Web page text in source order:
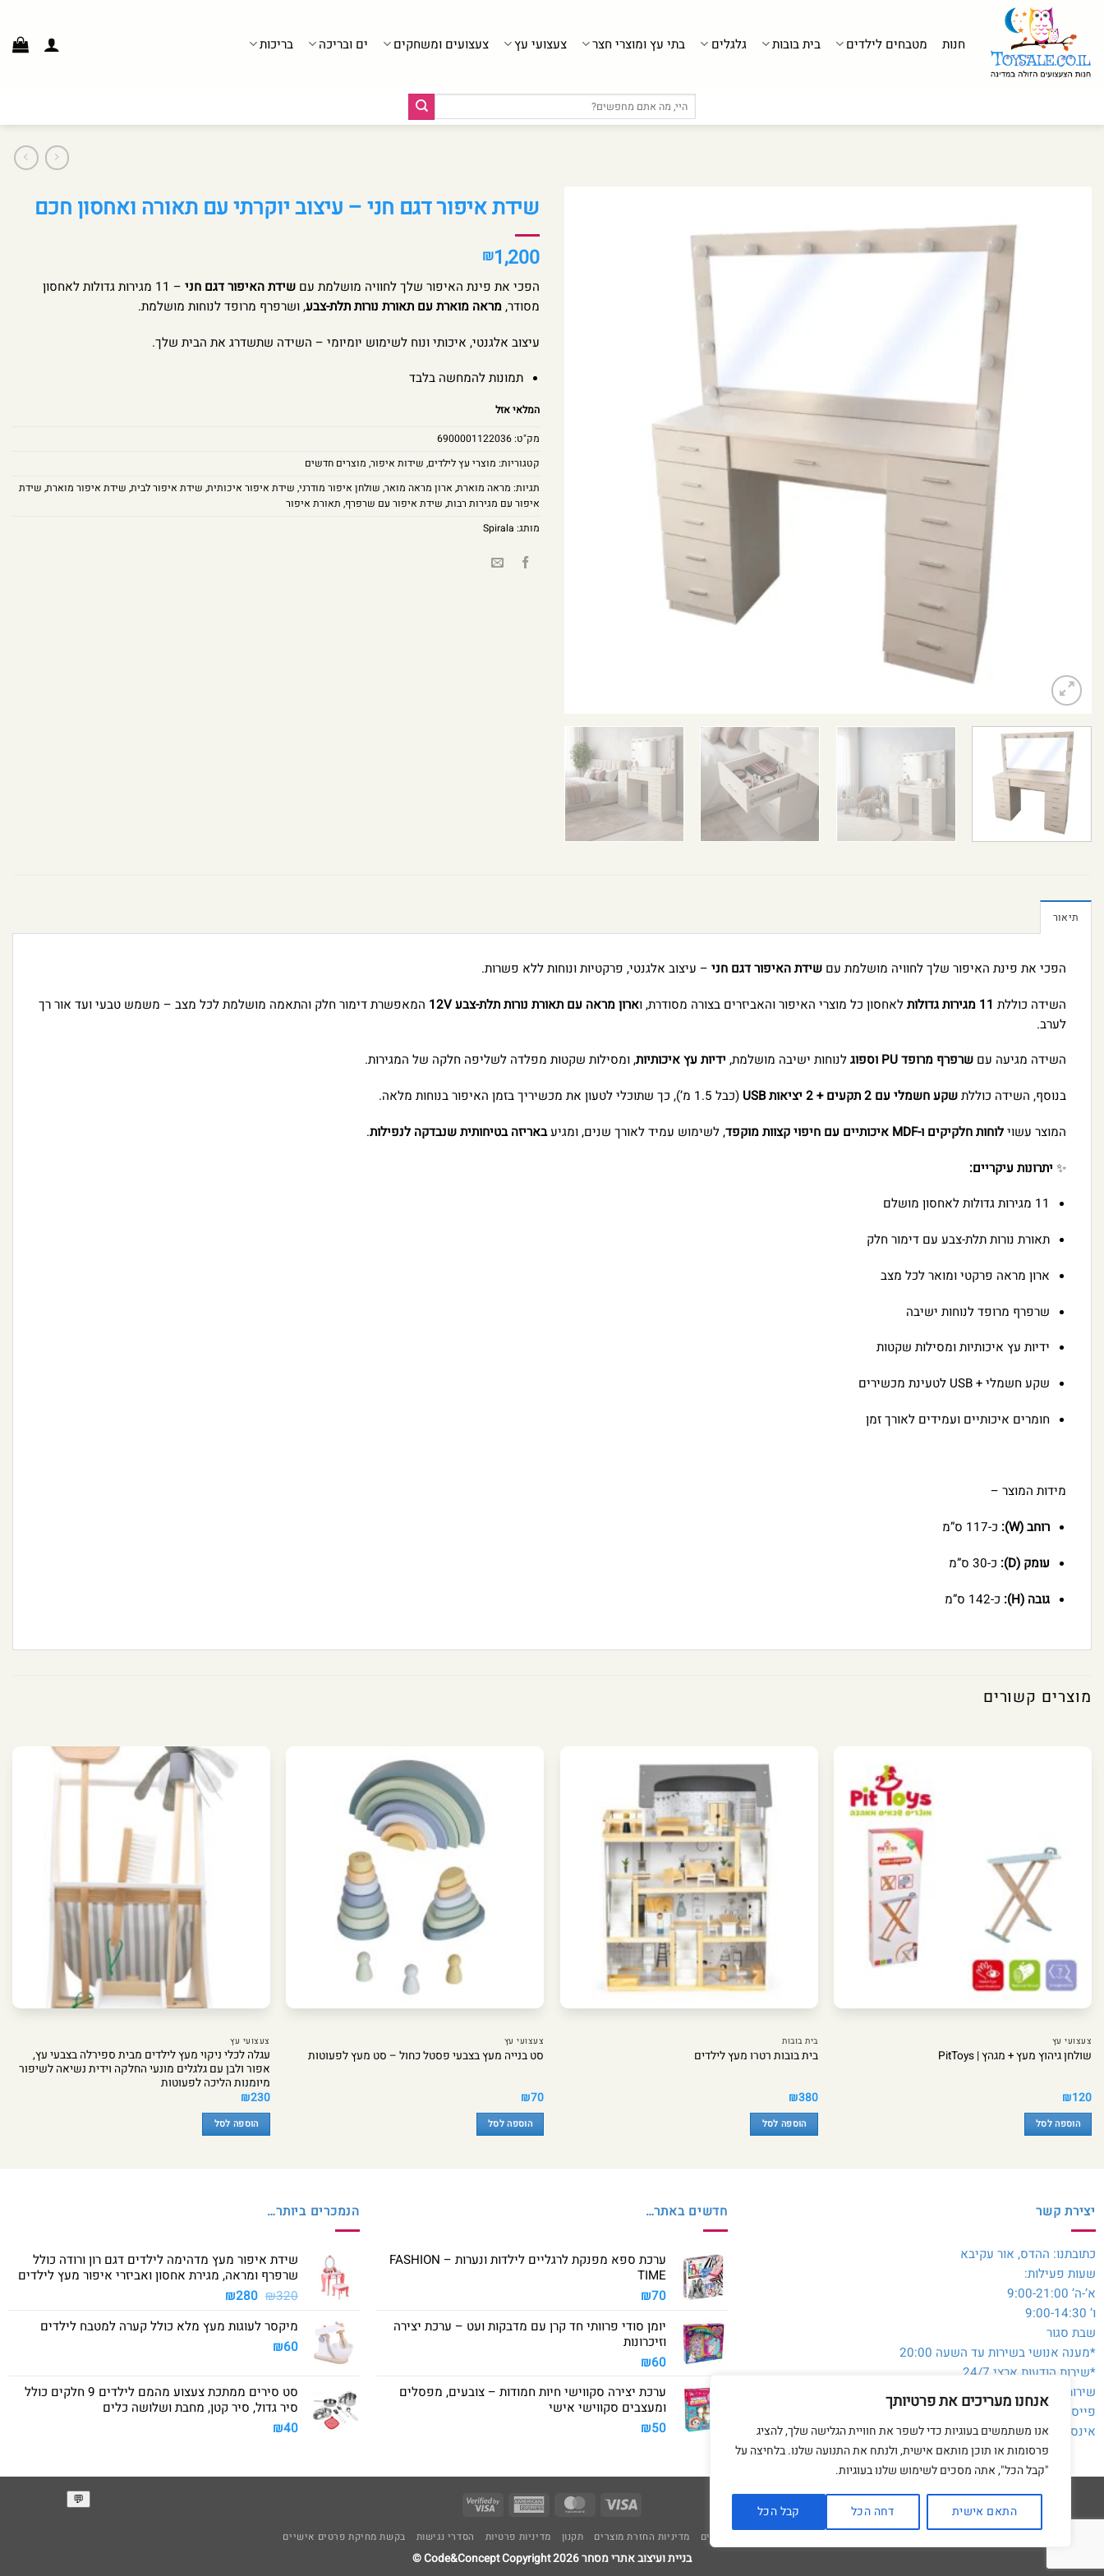
אנחנו מעריכים את פרטיותך
אנו משתמשים בעוגיות כדי לשפר את חוויית הגלישה שלך, להציג
פרסומות או תוכן מותאם אישית, ולנתח את התנועה שלנו. בלחיצה על
"קבל הכל", אתה מסכים לשימוש שלנו בעוגיות.
התאם אישית דחה הכל קבל הכל
חנות
מטבחים לילדים בית בובות גלגלים בתי עץ ומוצרי חצר צעצועי עץ צעצועים ומשחקים ים ובריכה בריכות
עבור:
שידת איפור דגם חני – עיצוב יוקרתי עם תאורה ואחסון חכם
₪1,200
הפכי את פינת האיפור שלך לחוויה מושלמת עם שידת האיפור דגם חני
– 11 מגירות גדולות לאחסון
מסודר,מראה מוארת עם תאורת נורות תלת-צבע, ושרפרף מרופד לנוחות מושלמת.
עיצוב אלגנטי, איכותי ונוח לשימוש יומיומי – השידה שתשדרג את הבית שלך.
תמונות להמחשה בלבד
המלאי אזל
מק"ט:6900001122036
קטגוריות: מוצרי עץ לילדים, שידות איפור, מוצרים חדשים
תגיות: מראה מוארת, ארון מראה מואר, שולחן איפור מודרני, שידת איפור איכותית, שידת איפור לבית, שידת איפור מוארת, שידת
איפור עם מגירות רבות, שידת איפור עם שרפרף, תאורת איפור
מותג: Spirala
תיאור
הפכי את פינת האיפור שלך לחוויה מושלמת עם שידת האיפור דגם חני – עיצוב אלגנטי, פרקטיות ונוחות ללא פשרות.
השידה כוללת 11 מגירות גדולות לאחסון כל מוצרי האיפור והאביזרים בצורה מסודרת, וארון מראה עם תאורת נורות תלת-צבע 12V
המאפשרת דימור חלק והתאמה מושלמת לכל מצב – משמש טבעי ועד אור רך
לערב.
השידה מגיעה עם שרפרף מרופד PU וספוג לנוחות ישיבה מושלמת, ידיות עץ איכותיות, ומסילות שקטות מפלדה לשליפה חלקה של המגירות.
בנוסף, השידה כוללתשקע חשמלי עם 2 תקעים + 2 יציאות USB
(כבל 1.5 מ’), כך שתוכלי לטעון את מכשיריך בזמן האיפור בנוחות מלאה.
המוצר עשוילוחות חלקיקים ו-MDF איכותיים עם חיפוי קצוות מוקפד , לשימוש עמיד לאורך שנים, ומגיעבאריזה בטיחותית שנבדקה לנפילות.
✨ יתרונות עיקריים:
11 מגירות גדולות לאחסון מושלם
תאורת נורות תלת-צבע עם דימור חלק
ארון מראה פרקטי ומואר לכל מצב
שרפרף מרופד לנוחות ישיבה
ידיות עץ איכותיות ומסילות שקטות
שקע חשמלי + USB לטעינת מכשירים
חומרים איכותיים ועמידים לאורך זמן
מידות המוצר –
רוחב (W):
כ-117 ס”מ
עומק (D):
כ-30 ס”מ
גובה (H):
כ-142 ס”מ
מוצרים קשורים
צעצועי עץ
שולחן גיהוץ מעץ + מגהץ | PitToys
₪120
הוספה לסל
בית בובות
בית בובות רטרו מעץ לילדים
₪380
הוספה לסל
צעצועי עץ
סט בנייה מעץ בצבעי פסטל כחול – סט מעץ לפעוטות
₪70
הוספה לסל
צעצועי עץ
עגלה לכלי ניקוי מעץ לילדים מבית ספירלה בצבעי עץ,
אפור ולבן עם גלגלים מונעי החלקה וידית נשיאה לשיפור
מיומנות הליכה לפעוטות
₪230
הוספה לסל
יצירת קשר
כתובתנו: ההדס, אור עקיבא
שעות פעילות:
א’-ה’ 9:00-21:00
ו’ 9:00-14:30
שבת סגור
*מענה אנושי בשירות עד השעה 20:00
*שירות הודעות ארצי 24/7
שירות לקוחות והזמנות:054-3980564
פייסבוק:@toysale.co.il
אינסטגרם:toysalecoil
חדשים באתר…
ערכת ספא מפנקת לרגליים לילדות ונערות – FASHION
TIME
₪70
יומן סודי פרוותי חד קרן עם מדבקות ועט – ערכת יצירה
וזיכרונות
₪60
ערכת יצירה סקווישי חיות חמודות – צובעים, מפסלים
ומעצבים סקווישי אישי
₪50
הנמכרים ביותר…
שידת איפור מעץ מדהימה לילדים דגם רון ורודה כולל
שרפרף ומראה, מגירת אחסון ואביזרי איפור מעץ לילדים
₪320
המחיר
היה:
₪280 המחיר
הוא:
מיקסר לעוגות מעץ מלא כולל קערה למטבח לילדים
₪60
סט סירים ממתכת צעצוע מהמם לילדים 9 חלקים כולל
סיר גדול, סיר קטן, מחבת ושלושה כלים
₪40
Visa
MasterCard
American
Visa
מדיניות משלוחים מדיניות החזרת מוצרים תקנון מדיניות פרטיות הסדרי נגישות בקשת מחיקת פרטים אישיים
בניית ועיצוב אתרי מסחר Code&Concept Copyright 2026 ©